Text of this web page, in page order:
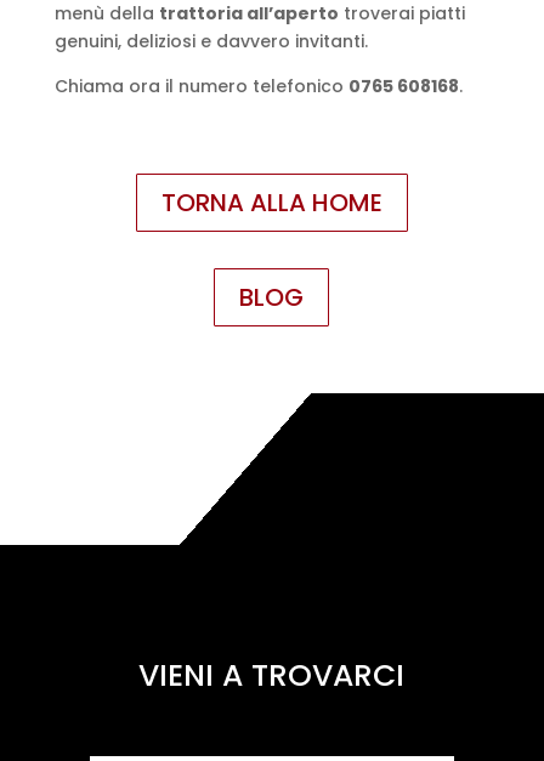
menù della trattoria all’aperto troverai piatti
genuini, deliziosi e davvero invitanti.
Chiama ora il numero telefonico 0765 608168.
TORNA ALLA HOME
BLOG
VIENI A TROVARCI